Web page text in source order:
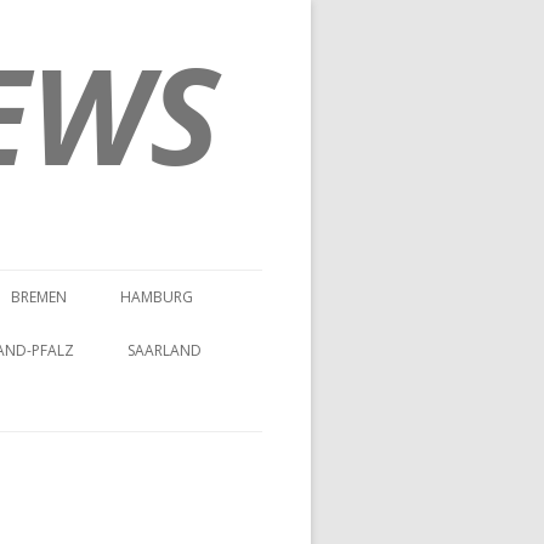
BREMEN HAMBURG
PFALZ SAARLAND